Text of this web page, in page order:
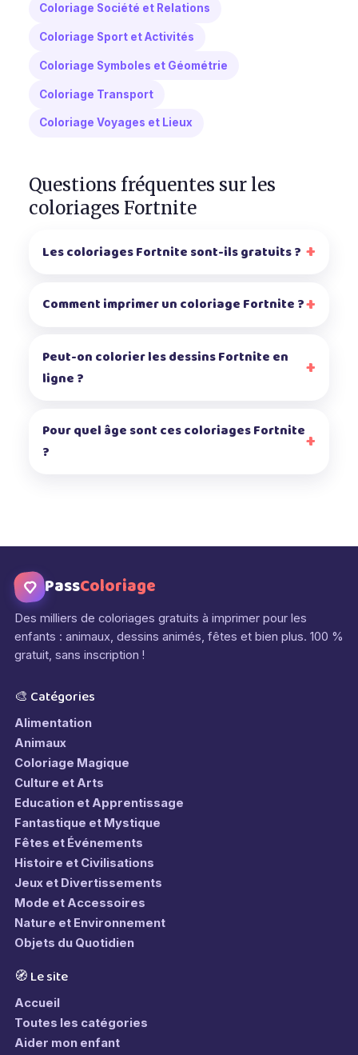
Coloriage Société et Relations
Coloriage Sport et Activités
Coloriage Symboles et Géométrie
Coloriage Transport
Coloriage Voyages et Lieux
Questions fréquentes sur les
coloriages Fortnite
Les coloriages Fortnite sont-ils gratuits ?
Comment imprimer un coloriage Fortnite ?
Peut-on colorier les dessins Fortnite en
ligne ?
Pour quel âge sont ces coloriages Fortnite
?
PassColoriage
Des milliers de coloriages gratuits à imprimer pour les
enfants : animaux, dessins animés, fêtes et bien plus. 100 %
gratuit, sans inscription !
🎨 Catégories
Alimentation
Animaux
Coloriage Magique
Culture et Arts
Education et Apprentissage
Fantastique et Mystique
Fêtes et Événements
Histoire et Civilisations
Jeux et Divertissements
Mode et Accessoires
Nature et Environnement
Objets du Quotidien
🧭 Le site
Accueil
Toutes les catégories
Aider mon enfant